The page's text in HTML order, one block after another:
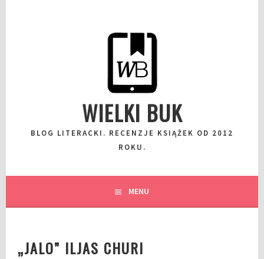
WIELKI BUK
BLOG LITERACKI. RECENZJE KSIĄŻEK OD 2012
ROKU.
MENU
„JALO” ILJAS CHURI